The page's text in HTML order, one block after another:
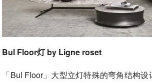
Bul Floor灯 by Ligne roset
「Bul Floor」大型立灯特殊的弯角结构